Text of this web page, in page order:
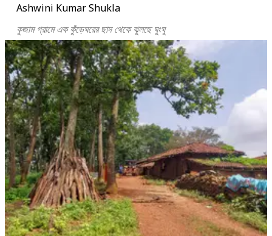
Ashwini Kumar Shukla
কুজাম গ্রামে এক কুঁড়েঘরের ছাদ থেকে ঝুলছে ঘুংঘু